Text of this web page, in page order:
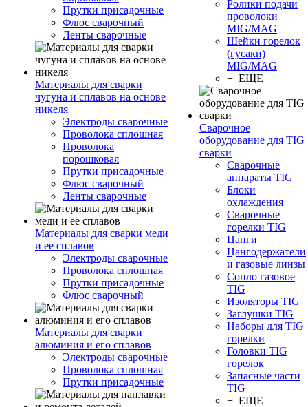
Прутки присадочные
Флюс сварочный
Ленты сварочные
Материалы для сварки
чугуна и сплавов на основе
никеля
Электроды сварочные
Проволока сплошная
Проволока
порошковая
Прутки присадочные
Флюс сварочный
Ленты сварочные
Материалы для сварки меди
и ее сплавов
Электроды сварочные
Проволока сплошная
Прутки присадочные
Флюс сварочный
Материалы для сварки
алюминия и его сплавов
Электроды сварочные
Проволока сплошная
Прутки присадочные
Ролики подачи
проволоки
MIG/MAG
Шейки горелок
(гусаки)
MIG/MAG
+ ЕЩЕ
Сварочное
оборудование для TIG
сварки
Сварочные
аппараты TIG
Блоки
охлаждения
Сварочные
горелки TIG
Цанги
Цангодержатели
и газовые линзы
Сопло газовое
TIG
Изоляторы TIG
Заглушки TIG
Наборы для TIG
горелки
Головки TIG
горелок
Запасные части
TIG
+ ЕЩЕ